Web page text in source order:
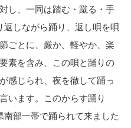
し、一同は踏む・蹴る・手
返しながら踊り、返し唄を唄
ごとに、厳か、軽やか、楽
素を含み、この唄と踊りの
感じられ、夜を徹して踊っ
います。このからす踊り
部一帯で踊られて来ました